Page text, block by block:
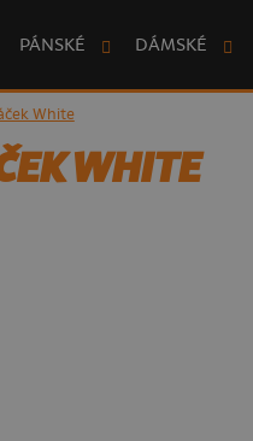
PÁNSKÉ DÁMSKÉ
White
WHITE